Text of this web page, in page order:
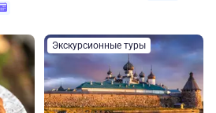
Экскурсионные туры